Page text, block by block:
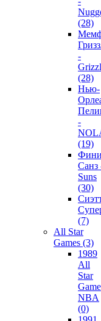
(28)
-
(28)
Нью-
-
(19)
Санз
Suns
(30)
(7)
All Star
Games (3)
1989
All
Star
Game
NBA
(0)